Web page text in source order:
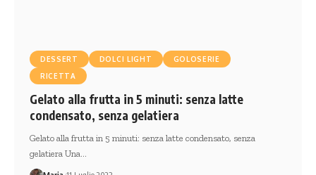
DESSERT DOLCI LIGHT
GOLOSERIE
RICETTA
Gelato alla frutta in 5 minuti: senza latte
condensato, senza gelatiera
Gelato alla frutta in 5 minuti: senza latte condensato, senza
gelatiera Una…